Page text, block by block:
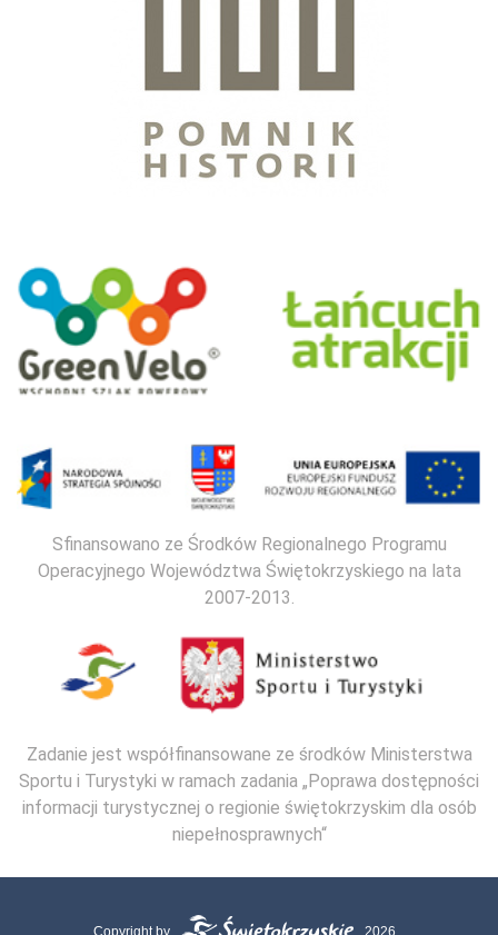
Sfinansowano ze Środków Regionalnego Programu
Operacyjnego Województwa Świętokrzyskiego na lata
2007-2013.
Zadanie jest współfinansowane ze środków Ministerstwa
Sportu i Turystyki w ramach zadania „Poprawa dostępności
informacji turystycznej o regionie świętokrzyskim dla osób
niepełnosprawnych“
Copyright by 2026.